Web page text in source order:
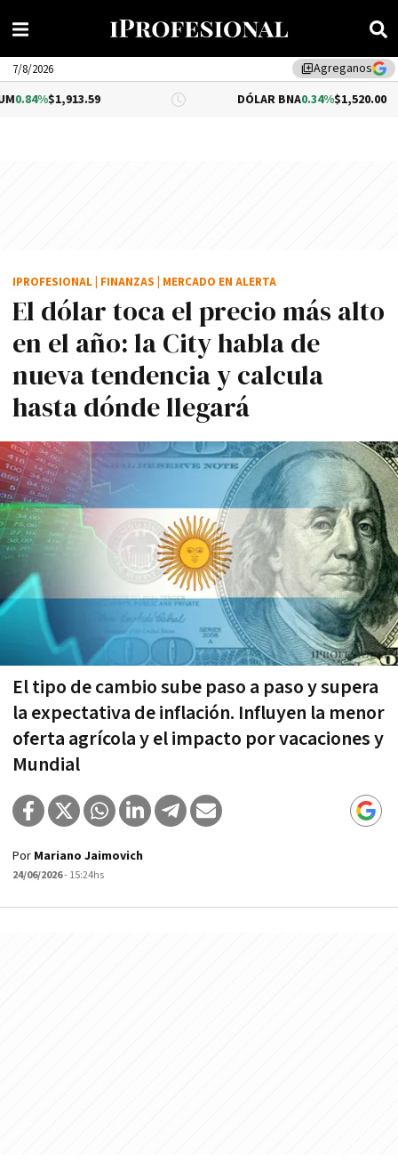
library_addAgreganos
7/8/2026
DÓLAR BNA 0.34%$1,520.00
El dólar toca el precio más alto
en el año: la City habla de
nueva tendencia y calcula
hasta dónde llegará
El tipo de cambio sube paso a paso y supera
la expectativa de inflación. Influyen la menor
oferta agrícola y el impacto por vacaciones y
Mundial
IPROFESIONAL FINANZAS MERCADO EN ALERTA
Por Mariano Jaimovich
24/06/2026- 15:24hs